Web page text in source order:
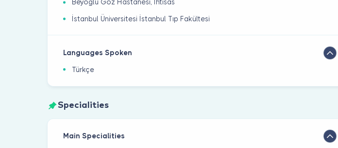
Beyoğlu Göz Hastanesi, İhtisas
İstanbul Üniversitesi İstanbul Tıp Fakültesi
Languages Spoken
Türkçe
Specialities
Main Specialities